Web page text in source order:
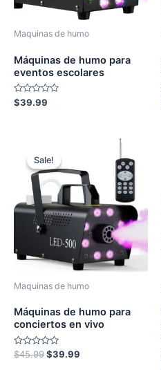
Maquinas de humo
Máquinas de humo para
eventos escolares
Rated
0
$39.99
Sale!
Sale!
Maquinas de humo
Máquinas de humo para
conciertos en vivo
Rated
0
$45.99Original
$39.99